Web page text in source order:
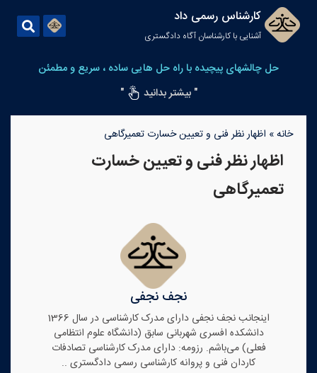
کارشناس رسمی داد
آشنایی با کارشناسان آگاه دادگستری
حل چالشهای پیچیده با راه حل هایی ساده ، سریع و مطمئن
" بیشتر بدانید
"
خانه» اظهار نظر فنی و تعیین خسارت تعمیرگاهی
اظهار نظر فنی و تعیین خسارت
تعمیرگاهی
نجف نجفی
اینجانب نجف نجفی دارای مدرک کارشناسی در سال 1366
دانشکده افسری شهربانی سابق (دانشگاه علوم انتظامی
فعلی) می‌باشم. رزومه: دارای مدرک کارشناسی تصادفات
کاردان فنی و پروانه کارشناسی رسمی دادگستری ..